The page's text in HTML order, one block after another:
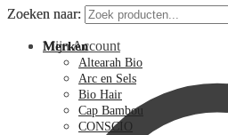
Zoeken naar:
Mijn Account
Zoeken naar:
Merken
Altearah Bio
Arc en Sels
Bio Hair
Cap Bambou
CONSCIO